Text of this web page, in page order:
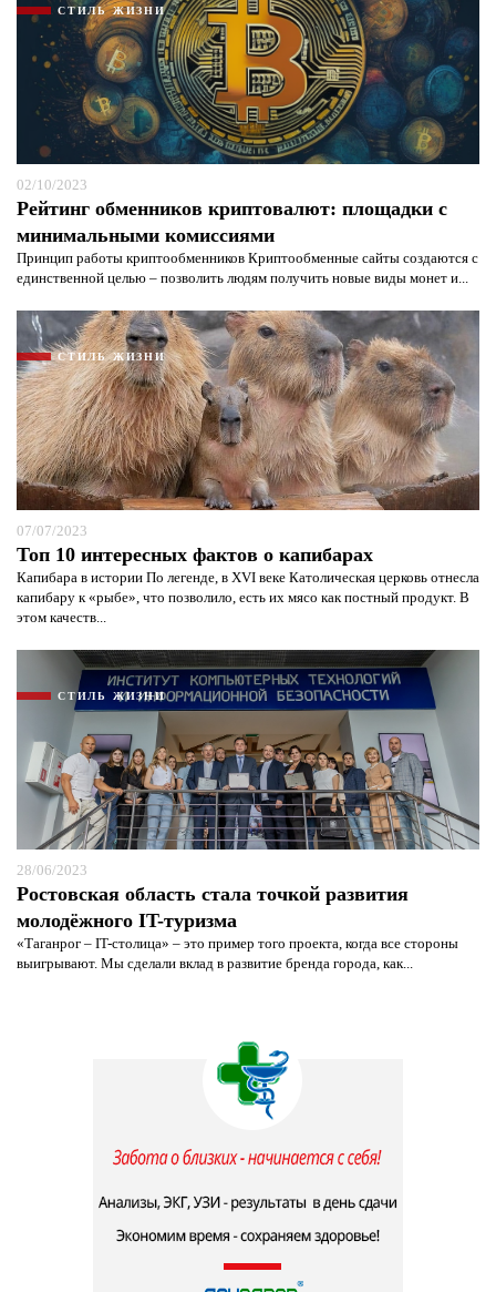
СТИЛЬ ЖИЗНИ
02/10/2023
Рейтинг обменников криптовалют: площадки с
минимальными комиссиями
Принцип работы криптообменников Криптообменные сайты создаются с
единственной целью – позволить людям получить новые виды монет и...
СТИЛЬ ЖИЗНИ
07/07/2023
Топ 10 интересных фактов о капибарах
Капибара в истории По легенде, в XVI веке Католическая церковь отнесла
капибару к «рыбе», что позволило, есть их мясо как постный продукт. В
этом качеств...
СТИЛЬ ЖИЗНИ
28/06/2023
Ростовская область стала точкой развития
молодёжного IT-туризма
«Таганрог – IT-столица» – это пример того проекта, когда все стороны
выигрывают. Мы сделали вклад в развитие бренда города, как...